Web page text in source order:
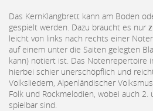
Das KernKlangbrett kann am Boden
gespielt werden. Dazu braucht es nur
leicht von links nach rechts einer
auf einem unter die Saiten gelegten
kann) notiert ist. Das Notenrepertoire
hierbei schier unerschöpflich und
Volksliedern, Alpenländischer
Folk und Rockmelodien, wobei auch 2.
spielbar sind.